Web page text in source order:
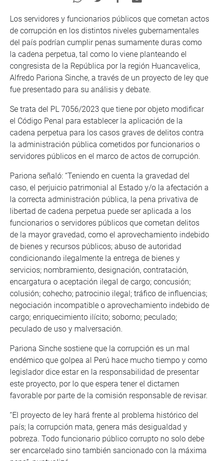
Los servidores y funcionarios públicos que cometan actos
de corrupción en los distintos niveles gubernamentales
del país podrían cumplir penas sumamente duras como
la cadena perpetua, tal como lo viene planteando el
congresista de la República por la región Huancavelica,
Alfredo Pariona Sinche, a través de un proyecto de ley que
fue presentado para su análisis y debate.
Se trata del PL 7056/2023 que tiene por objeto modificar
el Código Penal para establecer la aplicación de la
cadena perpetua para los casos graves de delitos contra
la administración pública cometidos por funcionarios o
servidores públicos en el marco de actos de corrupción.
Pariona señaló: “Teniendo en cuenta la gravedad del
caso, el perjuicio patrimonial al Estado y/o la afectación a
la correcta administración pública, la pena privativa de
libertad de cadena perpetua puede ser aplicada a los
funcionarios o servidores públicos que cometan delitos
de la mayor gravedad, como el aprovechamiento indebido
de bienes y recursos públicos; abuso de autoridad
condicionando ilegalmente la entrega de bienes y
servicios; nombramiento, designación, contratación,
encargatura o aceptación ilegal de cargo; concusión;
colusión; cohecho; patrocinio ilegal; tráfico de influencias;
negociación incompatible o aprovechamiento indebido de
cargo; enriquecimiento ilícito; soborno; peculado;
peculado de uso y malversación.
Pariona Sinche sostiene que la corrupción es un mal
endémico que golpea al Perú hace mucho tiempo y como
legislador dice estar en la responsabilidad de presentar
este proyecto, por lo que espera tener el dictamen
favorable por parte de la comisión responsable de revisar.
“El proyecto de ley hará frente al problema histórico del
país; la corrupción mata, genera más desigualdad y
pobreza. Todo funcionario público corrupto no solo debe
ser encarcelado sino también sancionado con la máxima